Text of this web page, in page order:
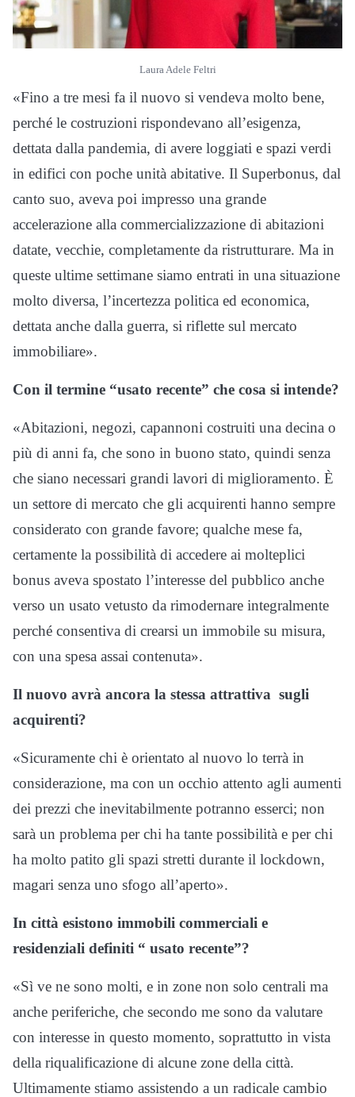
Laura Adele Feltri
«Fino a tre mesi fa il nuovo si vendeva molto bene,
perché le costruzioni rispondevano all’esigenza,
dettata dalla pandemia, di avere loggiati e spazi verdi
in edifici con poche unità abitative. Il Superbonus, dal
canto suo, aveva poi impresso una grande
accelerazione alla commercializzazione di abitazioni
datate, vecchie, completamente da ristrutturare. Ma in
queste ultime settimane siamo entrati in una situazione
molto diversa, l’incertezza politica ed economica,
dettata anche dalla guerra, si riflette sul mercato
immobiliare».
Con il termine “usato recente” che cosa si intende?
«Abitazioni, negozi, capannoni costruiti una decina o
più di anni fa, che sono in buono stato, quindi senza
che siano necessari grandi lavori di miglioramento. È
un settore di mercato che gli acquirenti hanno sempre
considerato con grande favore; qualche mese fa,
certamente la possibilità di accedere ai molteplici
bonus aveva spostato l’interesse del pubblico anche
verso un usato vetusto da rimodernare integralmente
perché consentiva di crearsi un immobile su misura,
con una spesa assai contenuta».
Il nuovo avrà ancora la stessa attrattiva sugli
acquirenti?
«Sicuramente chi è orientato al nuovo lo terrà in
considerazione, ma con un occhio attento agli aumenti
dei prezzi che inevitabilmente potranno esserci; non
sarà un problema per chi ha tante possibilità e per chi
ha molto patito gli spazi stretti durante il lockdown,
magari senza uno sfogo all’aperto».
In città esistono immobili commerciali e
residenziali definiti “ usato recente”?
«Sì ve ne sono molti, e in zone non solo centrali ma
anche periferiche, che secondo me sono da valutare
con interesse in questo momento, soprattutto in vista
della riqualificazione di alcune zone della città.
Ultimamente stiamo assistendo a un radicale cambio